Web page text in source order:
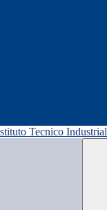
Tecnico